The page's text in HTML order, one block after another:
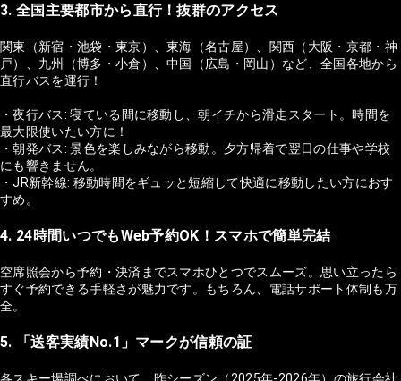
3. 全国主要都市から直行！抜群のアクセス
関東（新宿・池袋・東京）、東海（名古屋）、関西（大阪・京都・神
戸）、九州（博多・小倉）、中国（広島・岡山）など、全国各地から
直行バスを運行！
・夜行バス: 寝ている間に移動し、朝イチから滑走スタート。時間を
最大限使いたい方に！
・朝発バス: 景色を楽しみながら移動。夕方帰着で翌日の仕事や学校
にも響きません。
・JR新幹線: 移動時間をギュッと短縮して快適に移動したい方におす
すめ。
4. 24時間いつでもWeb予約OK！スマホで簡単完結
空席照会から予約・決済までスマホひとつでスムーズ。思い立ったら
すぐ予約できる手軽さが魅力です。もちろん、電話サポート体制も万
全。
5. 「送客実績No.1」マークが信頼の証